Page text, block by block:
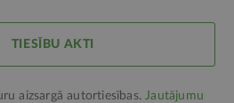
TIESĪBU AKTI
aizsargā autortiesības.Jautājumu